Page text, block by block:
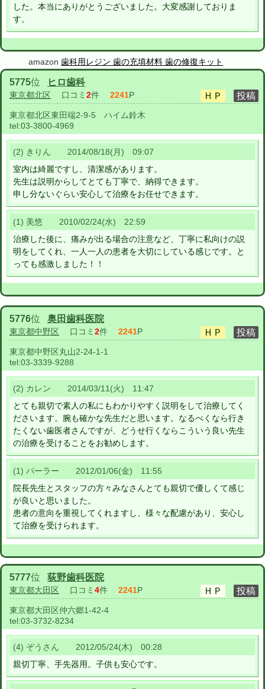
した。本当にありがとうございました。大変感謝しておりま
す。
amazon歯科用レジン 歯の充填材料 歯の修復キット
5775位 ヒロ歯科
東京都北区 口コミ 2件 2241P
東京都北区東田端2-9-5 ハイム鈴木
tel:03-3800-4969
(2) きりん 2014/08/18(月) 09:07
室内は綺麗ですし、清潔感があります。
先生は説明からしてとても丁寧で、納得できます。
申し分ないぐらい安心して治療をお任せできます。
(1) 美悠 2010/02/24(水) 22:59
治療した後に、痛みが出る場合の注意など、丁寧に私向けの説
明をしてくれ、一人一人の患者を大切にしている感じです。と
っても感激しました！！
5776位 奥田歯科医院
東京都中野区 口コミ 2件 2241P
東京都中野区丸山2-24-1-1
tel:03-3339-9288
(2) カレン 2014/03/11(火) 11:47
とても親切で素人の私にもわかりやすく説明をして治療してく
ださいます。腕も確かな先生だと思います。なるべくなら行き
たくない歯医者さんですが、どうせ行くならこういう良い先生
の治療を受けることをお勧めします。
(1) パーラー 2012/01/06(金) 11:55
院長先生とスタッフの方々みなさんとても親切で優しくて感じ
が良いと思いました。
患者の意向を重視してくれますし、様々な配慮があり、安心し
て治療を受けられます。
5777位 荻野歯科医院
東京都大田区 口コミ 4件 2241P
東京都大田区仲六郷1-42-4
tel:03-3732-8234
(4) ぞうさん 2012/05/24(木) 00:28
親切丁寧、手先器用。子供も安心です。